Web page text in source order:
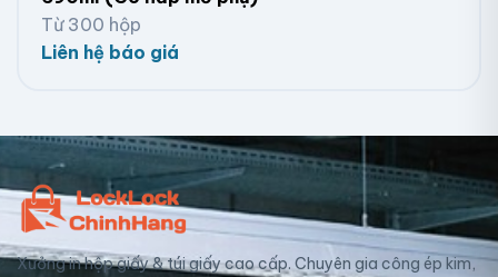
Từ 300 hộp
Liên hệ báo giá
Xưởng in hộp giấy & túi giấy cao cấp. Chuyên gia công ép kim,